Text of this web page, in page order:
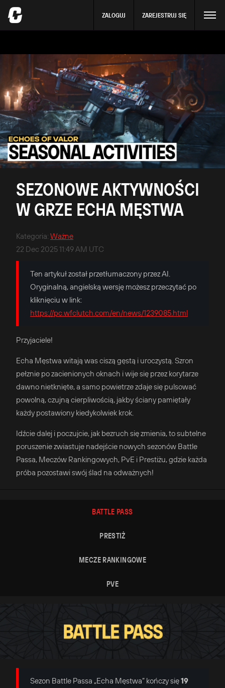
ZALOGUJ ZAREJESTRUJ SIĘ
SEZONOWE AKTYWNOŚCI
W GRZE ECHA MĘSTWA
Kategoria: Ważne
22 Dec 2025 11:49 AM UTC
Ten artykuł został przetłumaczony przez AI.
Oryginalną, angielską wersję możesz przeczytać po
kliknięciu w link:
https://pc.wfclutch.com/en/news/1239085.html
Przyjaciele!
Echa Męstwa witają was ciszą gęstą i uroczystą. Szron
pełznie po zacienionych oknach i wije się przez korytarze
dawno nietknięte, a samo powietrze zdaje się pulsować
powolną, czujną cierpliwością, jakby ściany pamiętały
każdy postawiony kiedykolwiek krok.
Idźcie dalej i poczujcie, jak bezruch się zmienia, to subtelne
poruszenie zwiastuje nadejście nowych sezonów Battle
Passa, Meczów Rankingowych, PvE i Prestiżu, gdzie każda
próba pozostawi swój ślad na odważnych!
BATTLE PASS
PRESTIŻ
MECZE RANKINGOWE
PVE
Sezon Battle Passa „Echa Męstwa” kończy się19